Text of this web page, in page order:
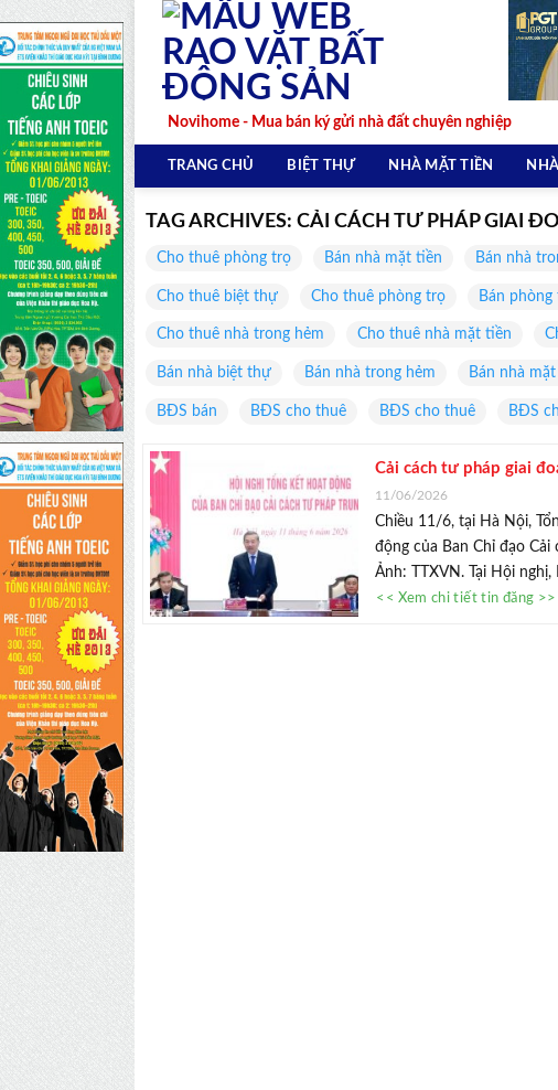
Skip
content
Novihome - Mua bán ký gửi nhà đất chuyên nghiệp
TRANG CHỦ BIỆT THỰ NHÀ MẶT TIỀN
TAG ARCHIVES: CẢI CÁCH TƯ PHÁP GIAI
Cho thuê phòng trọ Bán nhà mặt tiền Bán nhà
Cho thuê biệt thự Cho thuê phòng trọ Bán phòng
Cho thuê nhà trong hẻm Cho thuê nhà mặt tiền
Bán nhà biệt thự Bán nhà trong hẻm Bán nhà
BĐS bán BĐS cho thuê BĐS cho thuê BĐS
Cải cách tư pháp giai
11/06/2026
Chiều 11/6, tại Hà Nội,
động của Ban Chỉ đạo
Ảnh: TTXVN. Tại Hội nghị,
<< Xem chi tiết tin đăng >>